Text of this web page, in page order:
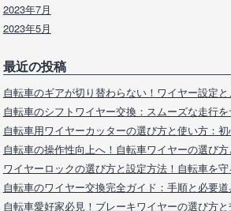
2023年7月
2023年5月
最近の投稿
自転車のギアが切り替わらない！ワイヤー設定
自転車のシフトワイヤー交換：スムーズな走行
自転車用ワイヤーカッターの選び方と使い方：
自転車の操作性向上へ！自転車ワイヤーの選び
ワイヤーロックの選び方と設定方法！自転車を
自転車のワイヤー交換完全ガイド：手順と必要
自転車愛好家必見！ブレーキワイヤーの選び方